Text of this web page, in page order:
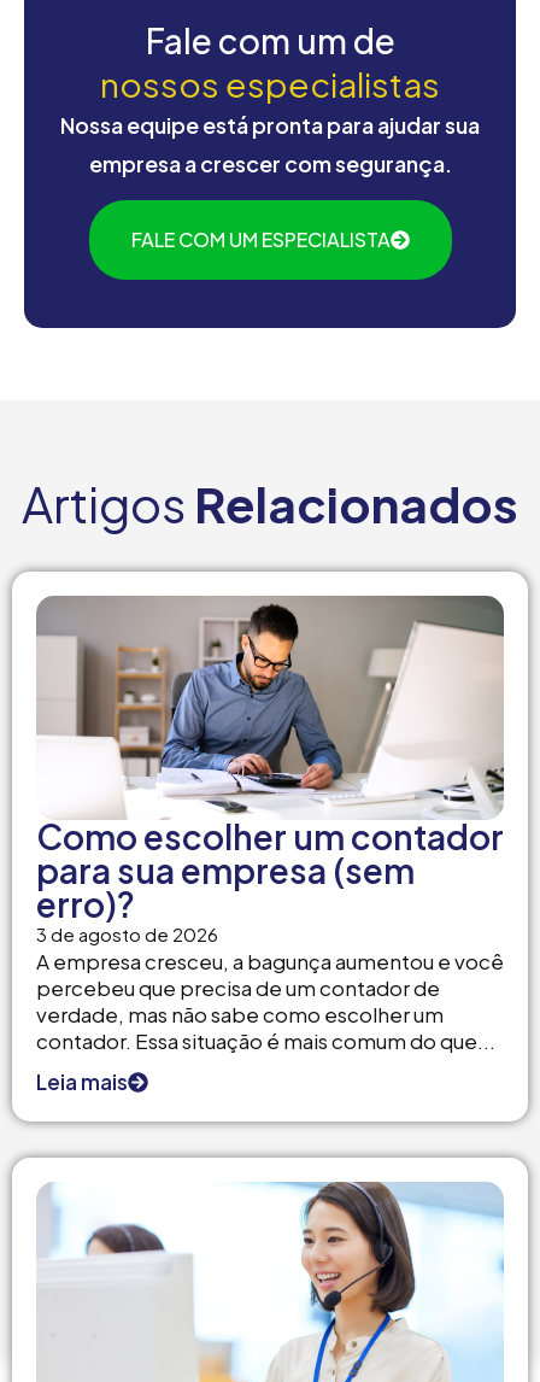
Fale com um de
nossos especialistas
Nossa equipe está pronta para ajudar sua
empresa a crescer com segurança.
FALE COM UM ESPECIALISTA
Artigos Relacionados
Como escolher um contador
para sua empresa (sem
erro)?
3 de agosto de 2026
A empresa cresceu, a bagunça aumentou e você
percebeu que precisa de um contador de
verdade, mas não sabe como escolher um
contador. Essa situação é mais comum do que...
Leia mais